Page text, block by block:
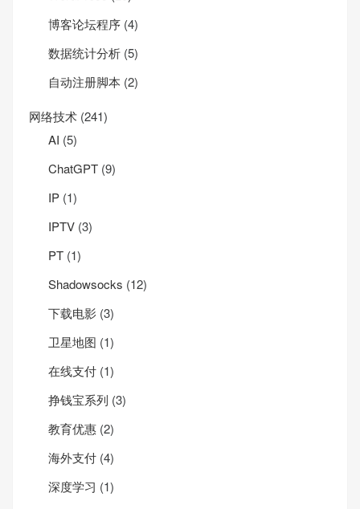
博客论坛程序 (4)
数据统计分析 (5)
自动注册脚本 (2)
网络技术 (241)
AI (5)
ChatGPT (9)
IP (1)
IPTV (3)
PT (1)
Shadowsocks (12)
下载电影 (3)
卫星地图 (1)
在线支付 (1)
挣钱宝系列 (3)
教育优惠 (2)
海外支付 (4)
深度学习 (1)